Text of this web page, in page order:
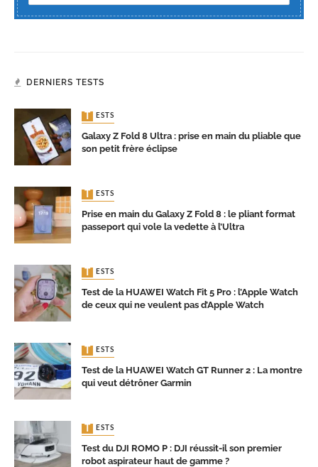
DERNIERS TESTS
TESTS
Galaxy Z Fold 8 Ultra : prise en main du pliable que
son petit frère éclipse
TESTS
Prise en main du Galaxy Z Fold 8 : le pliant format
passeport qui vole la vedette à l’Ultra
TESTS
Test de la HUAWEI Watch Fit 5 Pro : l’Apple Watch
de ceux qui ne veulent pas d’Apple Watch
TESTS
Test de la HUAWEI Watch GT Runner 2 : La montre
qui veut détrôner Garmin
TESTS
Test du DJI ROMO P : DJI réussit-il son premier
robot aspirateur haut de gamme ?